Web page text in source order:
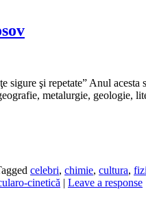
sigure şi repetate” Anul
metalurgie, geologie,
celebri, chimie, cultura,
cinetică | Leave a response